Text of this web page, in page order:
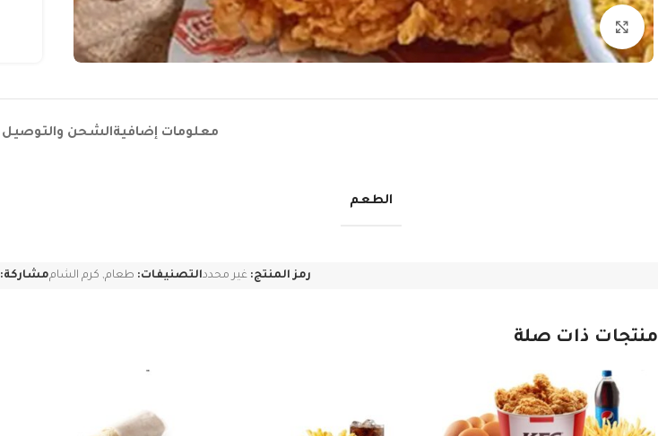
Click to enlarge
معلومات إضافيةالشحن والتوصيل
الطعم
رمز المنتج:غير محددالتصنيفات: طعام, كرم الشاممشاركة:
منتجات ذات صلة